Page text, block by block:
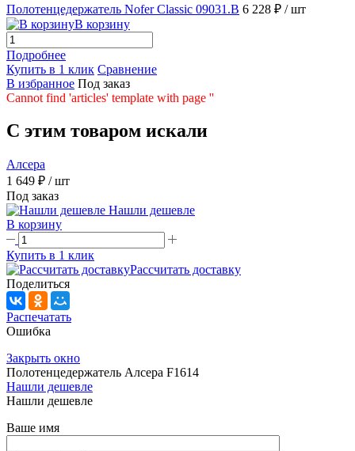
Полотенцедержатель Nofer Classic 09031.B 6 228 ₽ / шт
В корзину
Подробнее
Купить в 1 клик Сравнение
В избранное Под заказ
Cannot find 'articles' template with page ''
C этим товаром искали
Алсера
1 649 ₽ / шт
Под заказ
Нашли дешевле
В корзину
Купить в 1 клик
Рассчитать доставку
Поделиться
Распечатать
Ошибка
Закрыть окно
Полотенцедержатель Алсера F1614
Нашли дешевле
Нашли дешевле
Ваше имя